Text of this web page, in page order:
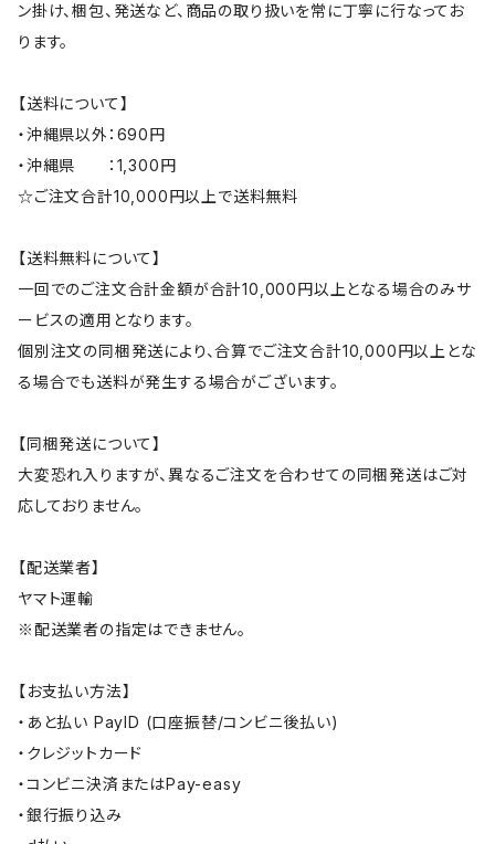
ン掛け、梱包、発送など、商品の取り扱いを常に丁寧に行なってお
ります。
【送料について】
・沖縄県以外：690円
・沖縄県 ：1,300円
☆ご注文合計10,000円以上で送料無料
【送料無料について】
一回でのご注文合計金額が合計10,000円以上となる場合のみサ
ービスの適用となります。
個別注文の同梱発送により、合算でご注文合計10,000円以上とな
る場合でも送料が発生する場合がございます。
【同梱発送について】
大変恐れ入りますが、異なるご注文を合わせての同梱発送はご対
応しておりません。
【配送業者】
ヤマト運輸
※配送業者の指定はできません。
【お支払い方法】
・あと払い PayID (口座振替/コンビニ後払い)
・クレジットカード
・コンビニ決済またはPay-easy
・銀行振り込み